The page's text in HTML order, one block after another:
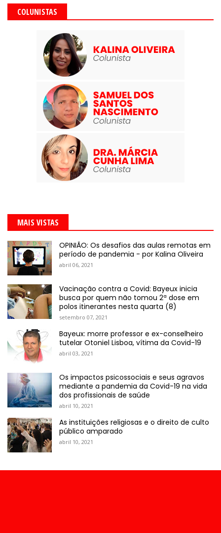
COLUNISTAS
MAIS VISTAS
OPINIÃO: Os desafios das aulas remotas em
período de pandemia - por Kalina Oliveira
abril 06, 2021
Vacinação contra a Covid: Bayeux inicia
busca por quem não tomou 2ª dose em
polos itinerantes nesta quarta (8)
setembro 07, 2021
Bayeux: morre professor e ex-conselheiro
tutelar Otoniel Lisboa, vítima da Covid-19
abril 03, 2021
Os impactos psicossociais e seus agravos
mediante a pandemia da Covid-19 na vida
dos profissionais de saúde
abril 10, 2021
As instituições religiosas e o direito de culto
público amparado
abril 10, 2021